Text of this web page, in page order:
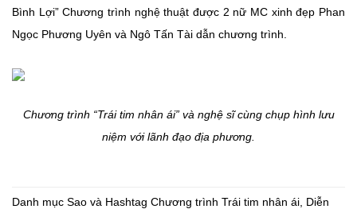
Bình Lợi” Chương trình nghệ thuật được 2 nữ MC xinh đẹp Phan
Ngọc Phương Uyên và Ngô Tấn Tài dẫn chương trình.
Chương trình “Trái tim nhân ái” và nghệ sĩ cùng chụp hình lưu
niệm với lãnh đạo địa phương.
Danh mục Sao và Hashtag Chương trình Trái tim nhân ái Diễn